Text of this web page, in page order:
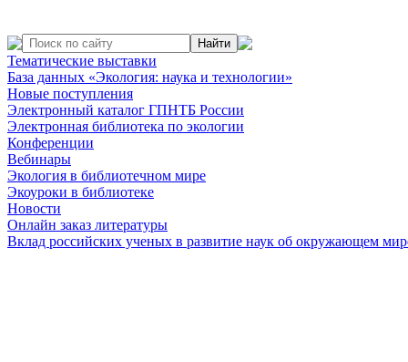
Тематические выставки
База данных «Экология: наука и технологии»
Новые поступления
Электронный каталог ГПНТБ России
Электронная библиотека по экологии
Конференции
Вебинары
Экология в библиотечном мире
Экоуроки в библиотеке
Новости
Онлайн заказ литературы
Вклад российских ученых в развитие наук об окружающем